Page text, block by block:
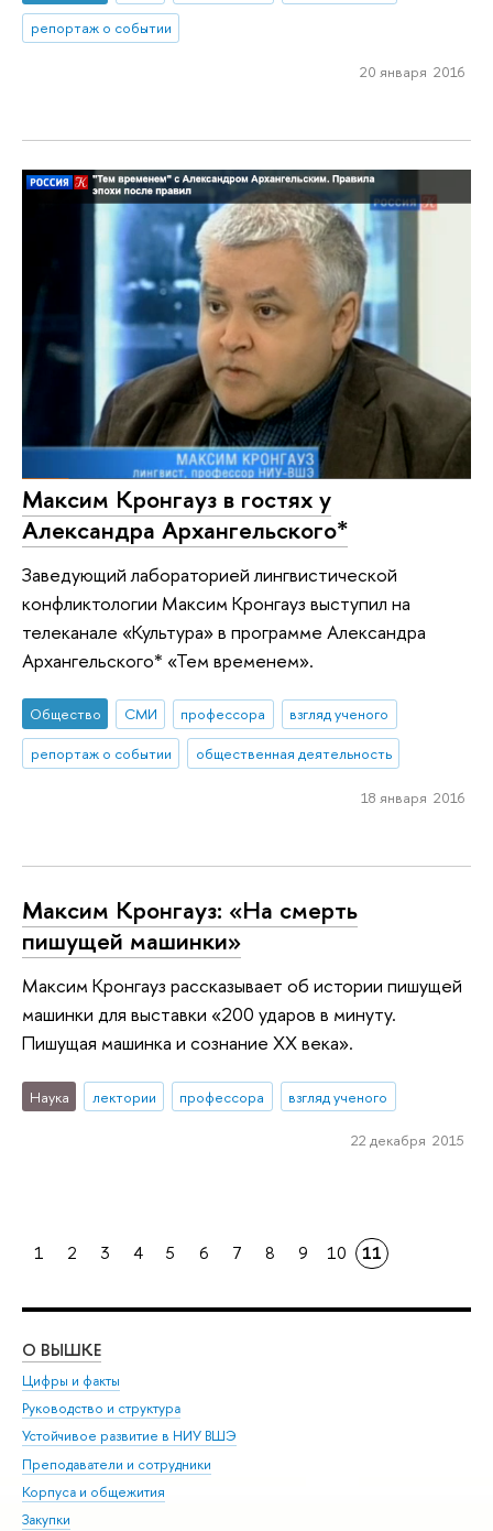
репортаж о событии
20 января 2016
Максим Кронгауз в гостях у
Александра Архангельского*
Заведующий лабораторией лингвистической
конфликтологии Максим Кронгауз выступил на
телеканале «Культура» в программе Александра
Архангельского* «Тем временем».
Общество СМИ профессора
взгляд ученого
репортаж о событии
общественная деятельность
18 января 2016
Максим Кронгауз: «На смерть
пишущей машинки»
Максим Кронгауз рассказывает об истории пишущей
машинки для выставки «200 ударов в минуту.
Пишущая машинка и сознание XX века».
Наука лектории профессора взгляд ученого
22 декабря 2015
1 2 3 4 5 6 7 8 9 10 11
О ВЫШКЕ
Цифры и факты
Руководство и структура
Устойчивое развитие в НИУ ВШЭ
Преподаватели и сотрудники
Корпуса и общежития
Закупки